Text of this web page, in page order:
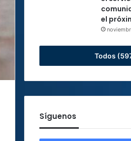
el
Todos
Síguenos